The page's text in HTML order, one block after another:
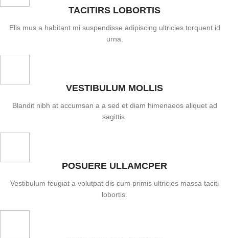
TACITIRS LOBORTIS
Elis mus a habitant mi suspendisse adipiscing ultricies torquent id
urna.
VESTIBULUM MOLLIS
Blandit nibh at accumsan a a sed et diam himenaeos aliquet ad
sagittis.
POSUERE ULLAMCPER
Vestibulum feugiat a volutpat dis cum primis ultricies massa taciti
lobortis.